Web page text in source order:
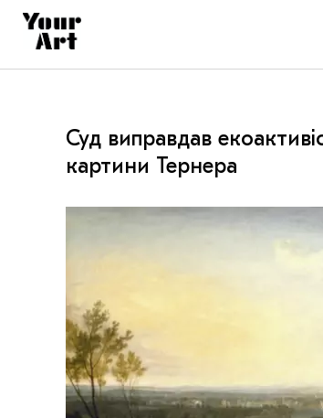
Суд виправдав
картини Тернера